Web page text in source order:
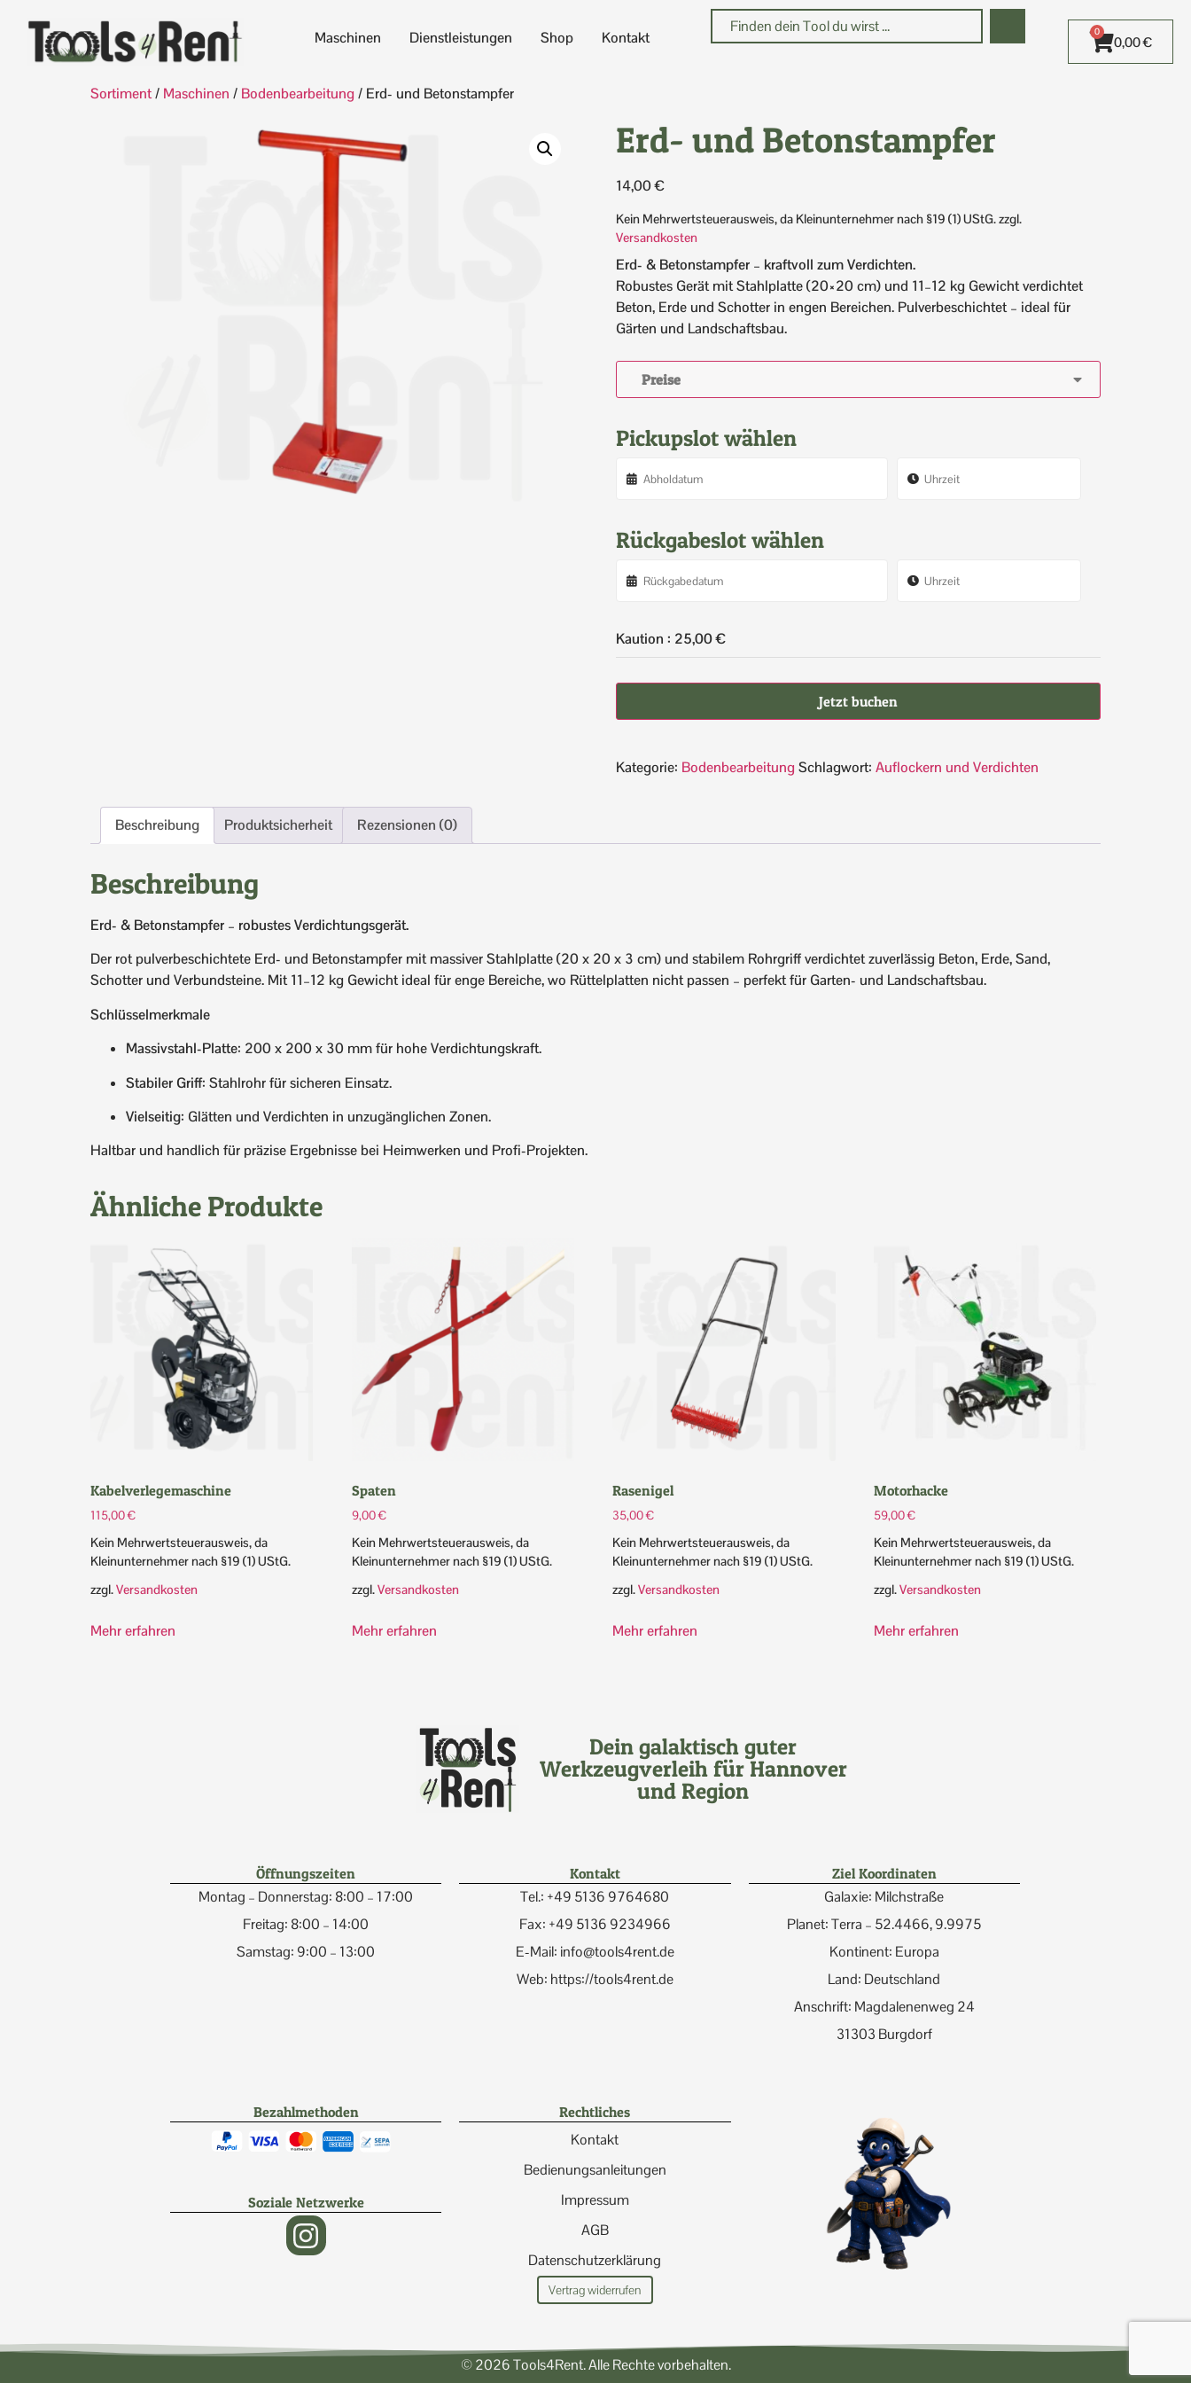
Maschinen Dienstleistungen Shop Kontakt 0,00€
0
Sortiment/ Maschinen / Bodenbearbeitung / Erd- und Betonstampfer
Erd- und Betonstampfer
14,00€
Kein Mehrwertsteuerausweis, da Kleinunternehmer nach §19 (1) UStG.zzgl.
Versandkosten
Erd- & Betonstampfer – kraftvoll zum Verdichten.
Robustes Gerät mit Stahlplatte (20×20 cm) und 11–12 kg Gewicht verdichtet
Beton, Erde und Schotter in engen Bereichen. Pulverbeschichtet – ideal für
Gärten und Landschaftsbau.
Preise
Pickupslot wählen
Rückgabeslot wählen
Kaution : 25,00€
Jetzt buchen
Kategorie: Bodenbearbeitung Schlagwort: Auflockern und Verdichten
Beschreibung Produktsicherheit Rezensionen (0)
Beschreibung
Erd- & Betonstampfer – robustes Verdichtungsgerät.
Der rot pulverbeschichtete Erd- und Betonstampfer mit massiver Stahlplatte (20 x 20 x 3 cm) und stabilem Rohrgriff verdichtet zuverlässig Beton, Erde, Sand,
Schotter und Verbundsteine. Mit 11–12 kg Gewicht ideal für enge Bereiche, wo Rüttelplatten nicht passen – perfekt für Garten- und Landschaftsbau.
Schlüsselmerkmale
Massivstahl-Platte: 200 x 200 x 30 mm für hohe Verdichtungskraft.
Stabiler Griff: Stahlrohr für sicheren Einsatz.
Vielseitig: Glätten und Verdichten in unzugänglichen Zonen.
Haltbar und handlich für präzise Ergebnisse bei Heimwerken und Profi-Projekten.
Ähnliche Produkte
Kabelverlegemaschine
115,00€
Kein Mehrwertsteuerausweis, da
Kleinunternehmer nach §19 (1) UStG.
zzgl.Versandkosten
Mehr erfahren
Spaten
9,00€
Kein Mehrwertsteuerausweis, da
Kleinunternehmer nach §19 (1) UStG.
zzgl.Versandkosten
Mehr erfahren
Rasenigel
35,00€
Kein Mehrwertsteuerausweis, da
Kleinunternehmer nach §19 (1) UStG.
zzgl.Versandkosten
Mehr erfahren
Motorhacke
59,00€
Kein Mehrwertsteuerausweis, da
Kleinunternehmer nach §19 (1) UStG.
zzgl.Versandkosten
Mehr erfahren
Dein galaktisch guter
Werkzeugverleih für Hannover
und Region
Öffnungszeiten
Montag – Donnerstag: 8:00 – 17:00
Freitag: 8:00 – 14:00
Samstag: 9:00 – 13:00
Kontakt
Tel.: +49 5136 9764680
Fax: +49 5136 9234966
E-Mail: info@tools4rent.de
Web: https://tools4rent.de
Ziel Koordinaten
Galaxie: Milchstraße
Planet: Terra – 52.4466, 9.9975
Kontinent: Europa
Land: Deutschland
Anschrift: Magdalenenweg 24
31303 Burgdorf
Bezahlmethoden
Soziale Netzwerke
Rechtliches
Kontakt
Bedienungsanleitungen
Impressum
AGB
Datenschutzerklärung
Vertrag widerrufen
© 2026 Tools4Rent. Alle Rechte vorbehalten.